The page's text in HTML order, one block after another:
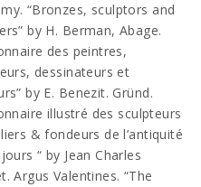
“Bronzes, sculptors and
by H. Berman, Abage.
des peintres,
dessinateurs et
by E. Benezit. Gründ.
illustré des sculpteurs
& fondeurs de l’antiquité
“ by Jean Charles
Argus Valentines. “The